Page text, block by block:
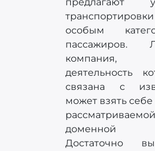
предлагают
транспортировки
особым
пассажиров.
компания,
деятельность
связана с
может взять
рассматриваемой
доменной
Достаточно